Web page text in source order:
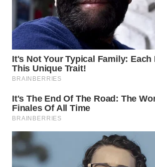
PRIANGAN
TIMUR
WN
SEMARANG
WN
WN
WN
MADURA